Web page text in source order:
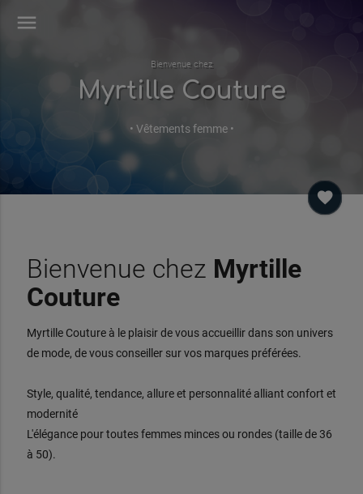
menu
Bienvenue chez
Myrtille Couture
• Vêtements femme •
favorite
Bienvenue chez Myrtille
Couture
Myrtille Couture à le plaisir de vous accueillir dans son univers
de mode, de vous conseiller sur vos marques préférées.
Style, qualité, tendance, allure et personnalité alliant confort et
modernité
L'élégance pour toutes femmes minces ou rondes (taille de 36
à 50).